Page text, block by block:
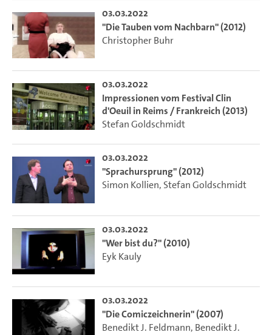
03.03.2022
"Die Tauben vom Nachbarn" (2012)
Christopher Buhr
03.03.2022
Impressionen vom Festival Clin
d'Oeuil in Reims / Frankreich (2013)
Stefan Goldschmidt
03.03.2022
"Sprachursprung" (2012)
Simon Kollien, Stefan Goldschmidt
03.03.2022
"Wer bist du?" (2010)
Eyk Kauly
03.03.2022
"Die Comiczeichnerin" (2007)
Benedikt J. Feldmann, Benedikt J.